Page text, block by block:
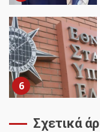
6
Σχετικά